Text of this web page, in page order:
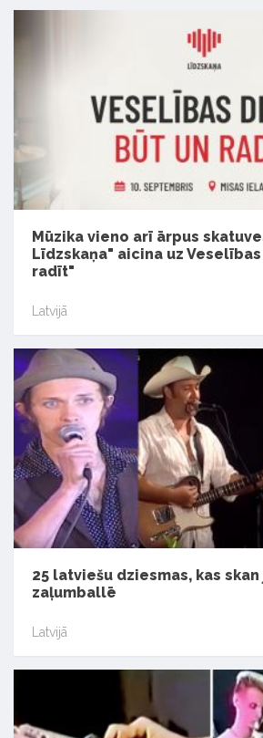
Mūzika vieno arī ārpus
Līdzskaņa" aicina uz
radīt"
Latvijā
25 latviešu dziesmas, kas
zaļumballē
Latvijā